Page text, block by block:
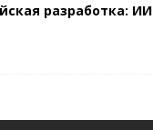
разработка: ИИ